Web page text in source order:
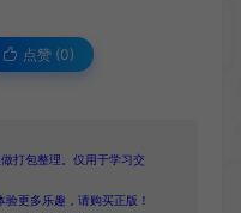
点赞 (0)
打包整理。仅用于学习交
更多乐趣，请购买正版！